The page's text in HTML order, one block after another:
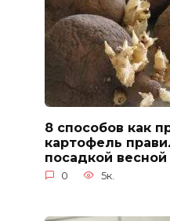
8 способов как
картофель
посадкой весной
0 5к.